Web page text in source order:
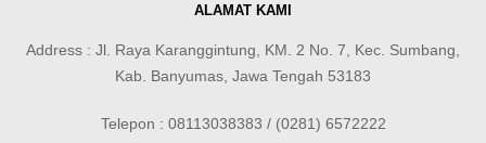
ALAMAT KAMI
Address : Jl. Raya Karanggintung, KM. 2 No. 7, Kec. Sumbang,
Kab. Banyumas, Jawa Tengah 53183
Telepon : 08113038383 / (0281) 6572222